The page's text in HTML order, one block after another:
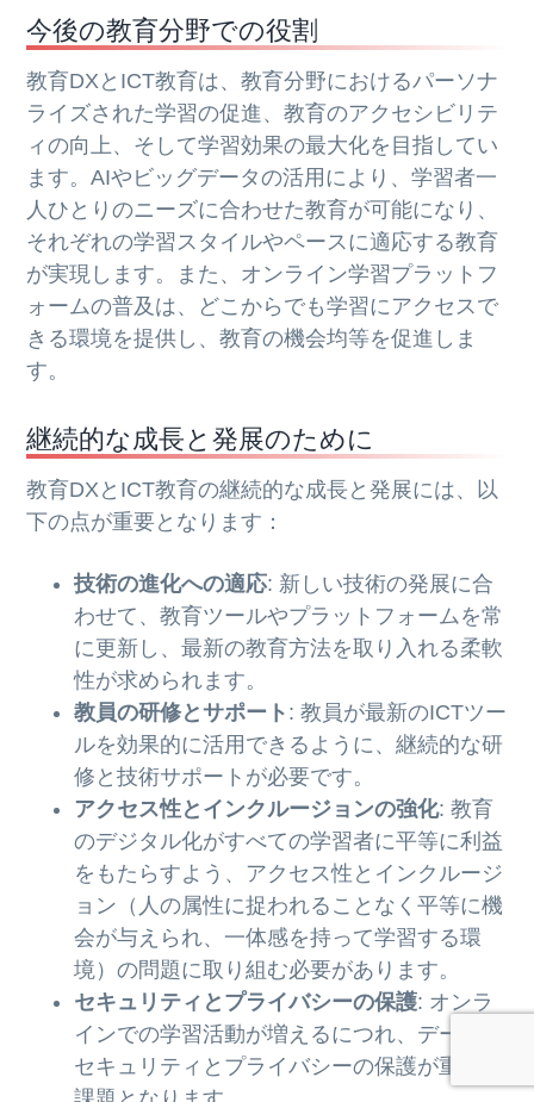
今後の教育分野での役割
教育DXとICT教育は、教育分野におけるパーソナ
ライズされた学習の促進、教育のアクセシビリテ
ィの向上、そして学習効果の最大化を目指してい
ます。AIやビッグデータの活用により、学習者一
人ひとりのニーズに合わせた教育が可能になり、
それぞれの学習スタイルやペースに適応する教育
が実現します。また、オンライン学習プラットフ
ォームの普及は、どこからでも学習にアクセスで
きる環境を提供し、教育の機会均等を促進しま
す。
継続的な成長と発展のために
教育DXとICT教育の継続的な成長と発展には、以
下の点が重要となります：
技術の進化への適応: 新しい技術の発展に合
わせて、教育ツールやプラットフォームを常
に更新し、最新の教育方法を取り入れる柔軟
性が求められます。
教員の研修とサポート : 教員が最新のICTツー
ルを効果的に活用できるように、継続的な研
修と技術サポートが必要です。
アクセス性とインクルージョンの強化: 教育
のデジタル化がすべての学習者に平等に利益
をもたらすよう、アクセス性とインクルージ
ョン（人の属性に捉われることなく平等に機
会が与えられ、一体感を持って学習する環
境）の問題に取り組む必要があります。
セキュリティとプライバシーの保護: オンラ
インでの学習活動が増えるにつれ、データの
セキュリティとプライバシーの保護が重要な